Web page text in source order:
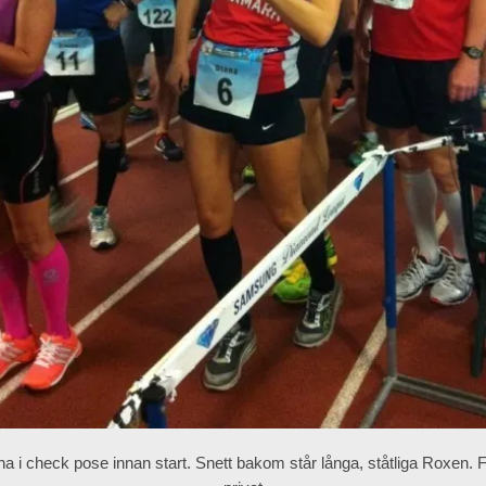
i check pose innan start. Snett bakom står långa, ståtliga Roxen.